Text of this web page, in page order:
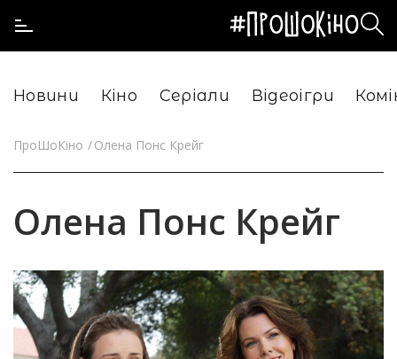
Новини Кіно Серіали Відеоігри
ПроШоКіно Олена Понс Крейг
Олена Понс Крейг